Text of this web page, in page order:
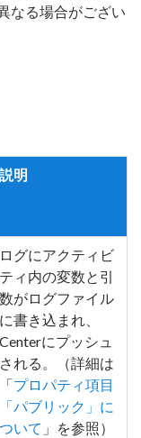
なる場合がござい
説明
ログにアクティビ
ティ内の変数と引
数がログファイル
に書き込まれ、
Centerにプッシュ
される。（詳細は
「プロパティ項目
「パブリック」に
ついて 」を参照）